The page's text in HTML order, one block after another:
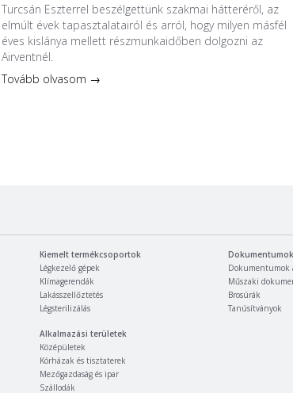
Turcsán Eszterrel beszélgettünk szakmai hátteréről, az
elmúlt évek tapasztalatairól és arról, hogy milyen másfél
éves kislánya mellett részmunkaidőben dolgozni az
Airventnél.
Tovább olvasom →
Kiemelt termékcsoportok
Légkezelő gépek
Klímagerendák
Lakásszellőztetés
Légsterilizálás
Alkalmazási területek
Középületek
Kórházak és tisztaterek
Mezőgazdaság és ipar
Szállodák
Dokumentumok
Dokumentumok
Műszaki
Brosúrák
Tanúsítványok